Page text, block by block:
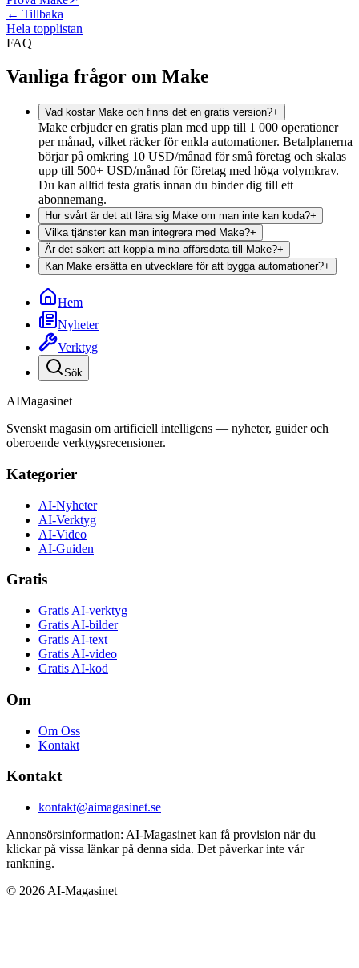
← Tillbaka
Hela topplistan
FAQ
Vanliga frågor om Make
Vad kostar Make och finns det en gratis version?+
Make erbjuder en gratis plan med upp till 1 000 operationer
per månad, vilket räcker för enkla automationer. Betalplanerna
börjar på omkring 10 USD/månad för små företag och skalas
upp till 500+ USD/månad för företag med höga volymkrav.
Du kan alltid testa gratis innan du binder dig till ett
abonnemang.
Hur svårt är det att lära sig Make om man inte kan koda?+
Vilka tjänster kan man integrera med Make?+
Är det säkert att koppla mina affärsdata till Make?+
Kan Make ersätta en utvecklare för att bygga automationer?+
Hem
Nyheter
Verktyg
Sök
AIMagasinet
Svenskt magasin om artificiell intelligens — nyheter, guider och
oberoende verktygsrecensioner.
Kategorier
AI-Nyheter
AI-Verktyg
AI-Video
AI-Guiden
Gratis
Gratis AI-verktyg
Gratis AI-bilder
Gratis AI-text
Gratis AI-video
Gratis AI-kod
Om
Om Oss
Kontakt
Kontakt
kontakt@aimagasinet.se
Annonsörsinformation: AI-Magasinet kan få provision när du
klickar på vissa länkar på denna sida. Det påverkar inte vår
rankning.
© 2026 AI-Magasinet